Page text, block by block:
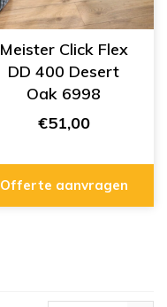
Meister Click Flex
DD 400 Desert
Oak 6998
€51,00
Offerte aanvragen